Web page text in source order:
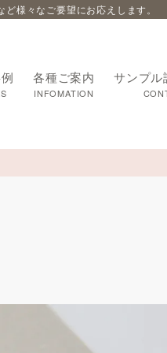
様々なご要望にお応えします。
各種ご案内
INFOMATION
サンプル